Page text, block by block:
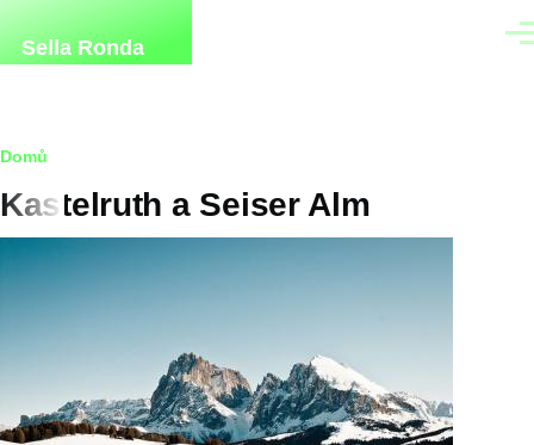
Sella Ronda
Drobečková
navigace
Domů
Kastelruth a Seiser Alm